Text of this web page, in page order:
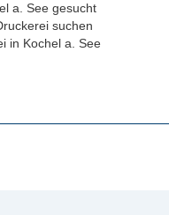
a. See gesucht
suchen
in Kochel a. See